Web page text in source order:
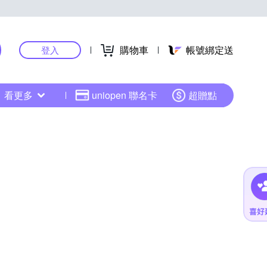
登入 購物車 帳號綁定送
看更多 uniopen 聯名卡 超贈點